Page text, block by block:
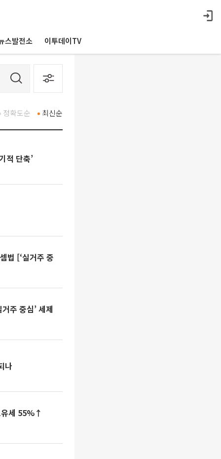
스발전소 이투데이TV
최신순
정확도순
적 단축’
법 [‘실거주 중
주 중심’ 세제
나
유세 55%↑